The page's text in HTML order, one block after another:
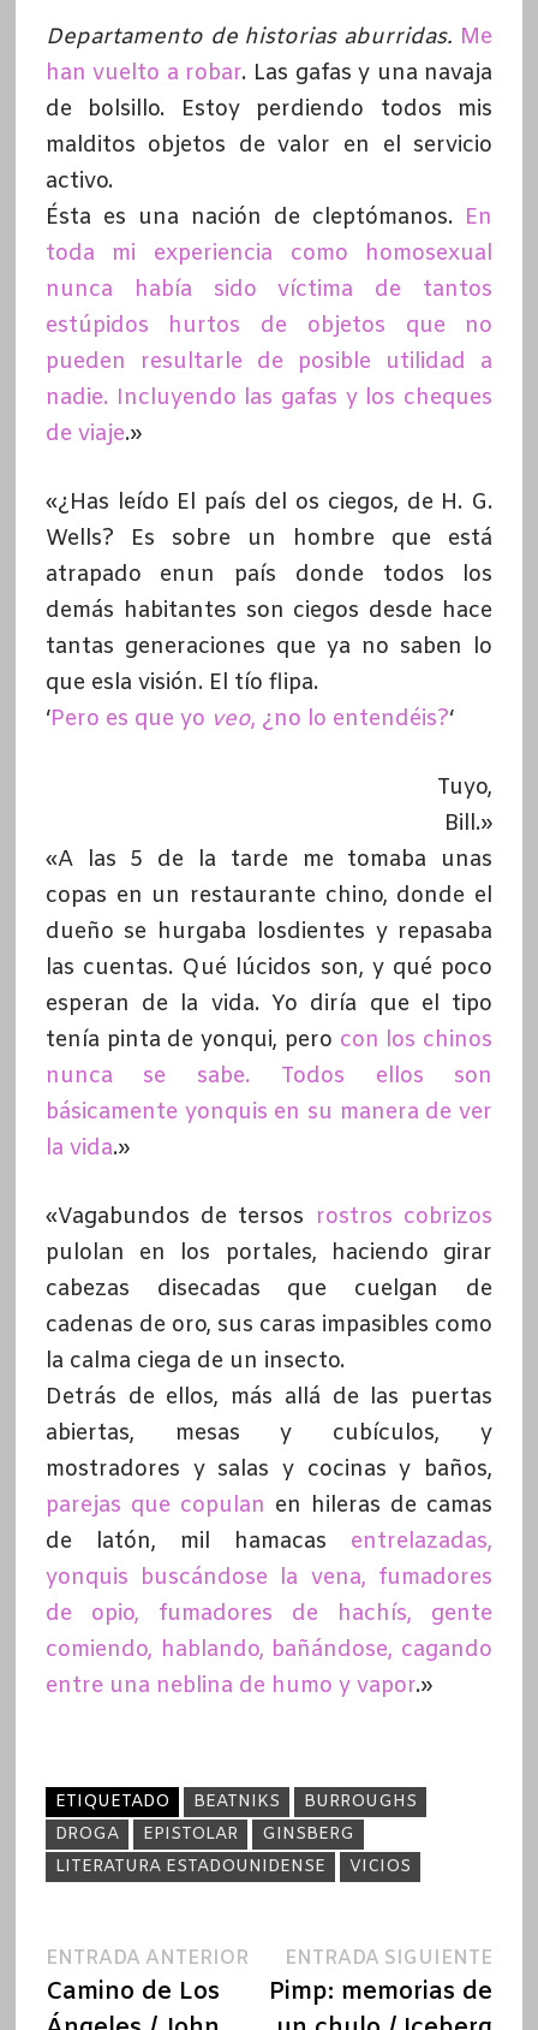
Departamento de historias aburridas. Me
han vuelto a robar. Las gafas y una navaja
de bolsillo. Estoy perdiendo todos mis
malditos objetos de valor en el servicio
activo.
Ésta es una nación de cleptómanos. En
toda mi experiencia como homosexual
nunca había sido víctima de tantos
estúpidos hurtos de objetos que no
pueden resultarle de posible utilidad a
nadie. Incluyendo las gafas y los cheques
de viaje.»
«¿Has leído El país del os ciegos, de H. G.
Wells? Es sobre un hombre que está
atrapado enun país donde todos los
demás habitantes son ciegos desde hace
tantas generaciones que ya no saben lo
que esla visión. El tío flipa.
‘Pero es que yo veo, ¿no lo entendéis?‘
Tuyo,
Bill.»
«A las 5 de la tarde me tomaba unas
copas en un restaurante chino, donde el
dueño se hurgaba losdientes y repasaba
las cuentas. Qué lúcidos son, y qué poco
esperan de la vida. Yo diría que el tipo
tenía pinta de yonqui, pero con los chinos
nunca se sabe. Todos ellos son
básicamente yonquis en su manera de ver
la vida.»
«Vagabundos de tersos rostros cobrizos
pulolan en los portales, haciendo girar
cabezas disecadas que cuelgan de
cadenas de oro, sus caras impasibles como
la calma ciega de un insecto.
Detrás de ellos, más allá de las puertas
abiertas, mesas y cubículos, y
mostradores y salas y cocinas y baños,
parejas que copulan en hileras de camas
de latón, mil hamacas entrelazadas,
yonquis buscándose la vena, fumadores
de opio, fumadores de hachís, gente
comiendo, hablando, bañándose, cagando
entre una neblina de humo y vapor.»
ETIQUETADO BEATNIKS
BURROUGHS
DROGA
EPISTOLAR
GINSBERG
LITERATURA ESTADOUNIDENSE
VICIOS
Navegación
de
ENTRADA ANTERIOREntrada
anterior:
Camino de Los
ENTRADA SIGUIENTE
Pimp: memorias de